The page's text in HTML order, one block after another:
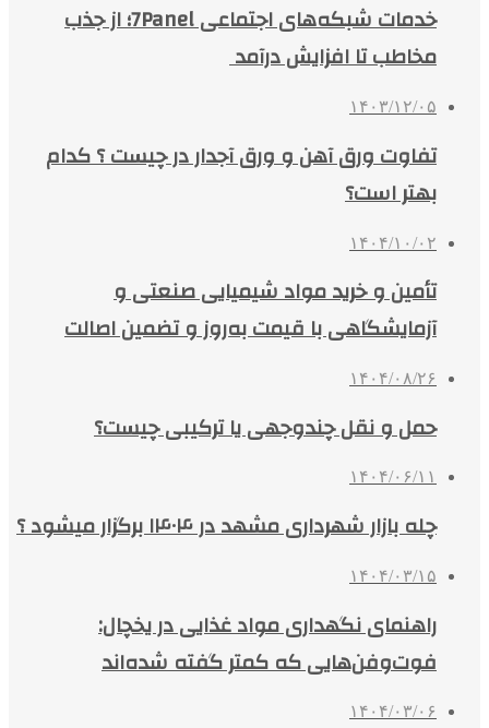
خدمات شبکه‌های اجتماعی 7Panel؛ از جذب
مخاطب تا افزایش درآمد
۱۴۰۳/۱۲/۰۵
تفاوت ورق آهن و ورق آجدار در چیست ؟ کدام
بهتر است؟
۱۴۰۴/۱۰/۰۲
تأمین و خرید مواد شیمیایی صنعتی و
آزمایشگاهی با قیمت به‌روز و تضمین اصالت
۱۴۰۴/۰۸/۲۶
حمل و نقل چندوجهی یا ترکیبی چیست؟
۱۴۰۴/۰۶/۱۱
چله بازار شهرداری مشهد در ۱۴۰۴ برگزار میشود ؟
۱۴۰۴/۰۳/۱۵
راهنمای نگهداری مواد غذایی در یخچال:
فوت‌وفن‌هایی که کمتر گفته شده‌اند
۱۴۰۴/۰۳/۰۶